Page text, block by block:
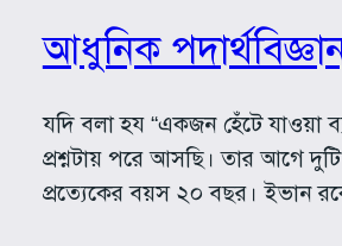
আধুনিক
যদি বলা হয “একজন হেঁটে যাওয়া
প্রশ্নটায় পরে আসছি। তার আগে
প্রত্যেকের বয়স ২০ বছর। ইভান